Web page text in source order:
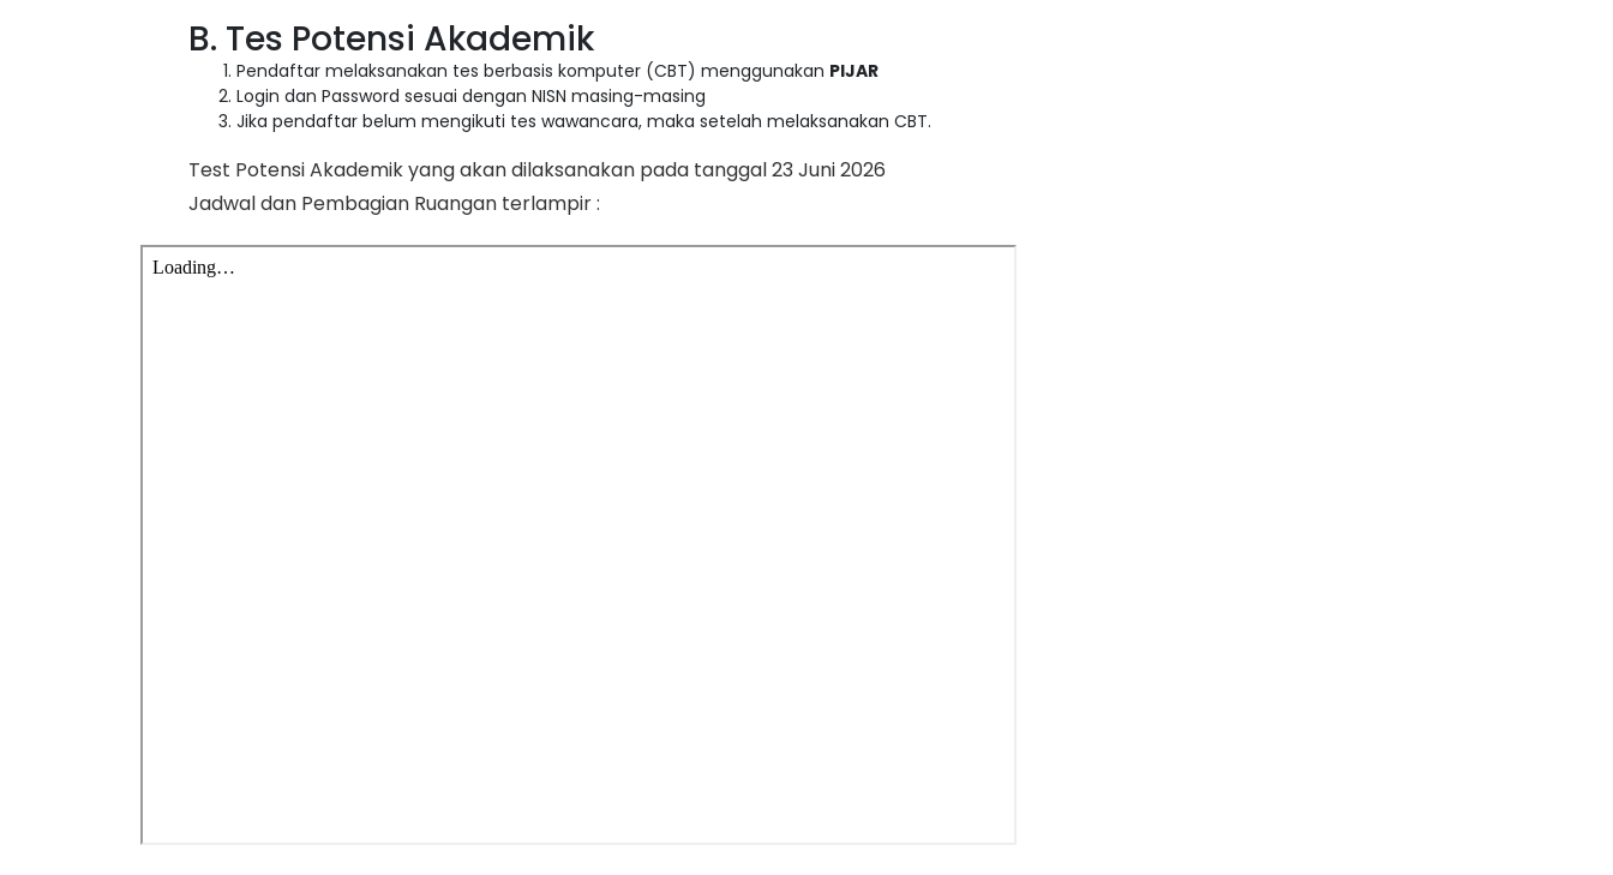
B. Tes Potensi Akademik
Pendaftar melaksanakan tes berbasis komputer (CBT) menggunakan PIJAR
Login dan Password sesuai dengan NISN masing-masing
Jika pendaftar belum mengikuti tes wawancara, maka setelah melaksanakan CBT.
Test Potensi Akademik yang akan dilaksanakan pada tanggal 23 Juni 2026
Jadwal dan Pembagian Ruangan terlampir :